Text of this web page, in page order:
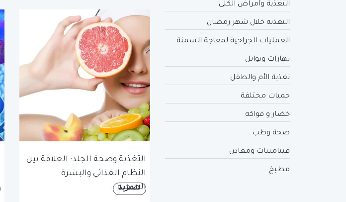
التغذية وأمراض الكلى
التغذيه خلال شهر رمضان
العمليات الجراحية لمعاجة السمنة
بهارات وتوابل
تغذية الأم والطفل
حميات مختلفة
خضار و فواكه
صحة وطب
فيتامينات ومعادن
مطبخ
التغذية وصحة الجلد: العلاقة بين
النظام الغذائي والبشرة
الصحية...
للمزيد